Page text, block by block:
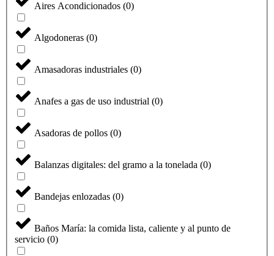
Aires Acondicionados (0)
Algodoneras (0)
Amasadoras industriales (0)
Anafes a gas de uso industrial (0)
Asadoras de pollos (0)
Balanzas digitales: del gramo a la tonelada (0)
Bandejas enlozadas (0)
Baños María: la comida lista, caliente y al punto de
servicio (0)